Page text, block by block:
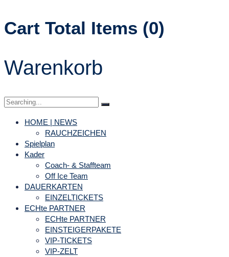
Cart Total Items (0)
Warenkorb
HOME | NEWS
RAUCHZEICHEN
Spielplan
Kader
Coach- & Staffteam
Off Ice Team
DAUERKARTEN
EINZELTICKETS
ECHte PARTNER
ECHte PARTNER
EINSTEIGERPAKETE
VIP-TICKETS
VIP-ZELT